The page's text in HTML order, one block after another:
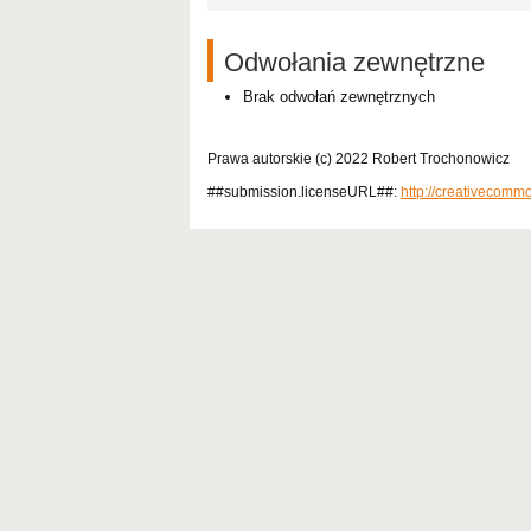
Odwołania zewnętrzne
Brak odwołań zewnętrznych
Prawa autorskie (c) 2022 Robert Trochonowicz
##submission.licenseURL##: http://